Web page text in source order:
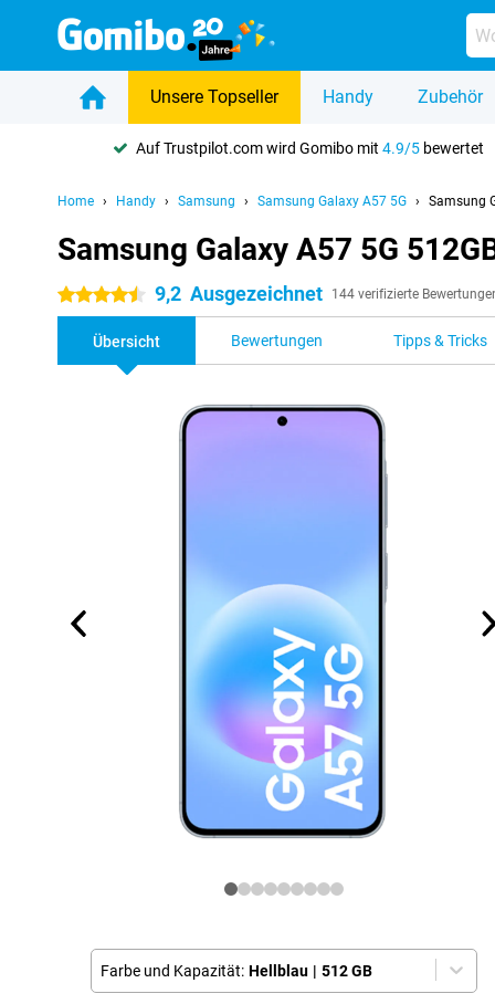
Unsere Topseller Handy Zubehör
Auf Trustpilot.com wird Gomibo mit4.9/5 bewertet
Home Handy Samsung Samsung Galaxy A57 5G Samsung
Samsung Galaxy A57 5G
4.5 Sterne 9,2 Ausgezeichnet 144 verifizierte
Übersicht Bewertungen Tipps & Tricks
Farbe und Kapazität: Hellblau | 512 GB